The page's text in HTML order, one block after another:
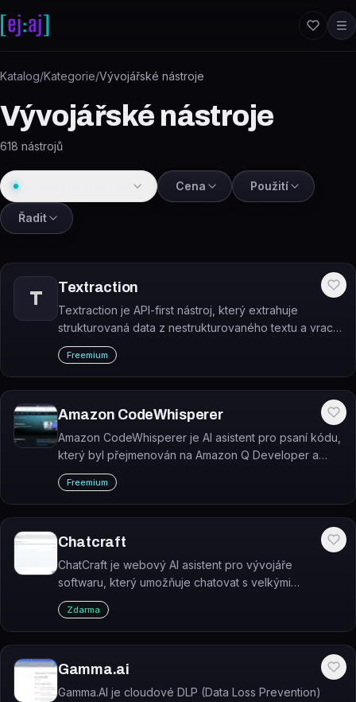
Katalog/Kategorie/Vývojářské nástroje
Vývojářské nástroje
618 nástrojů
Vývojářské nástroje Cena Použití
Řadit
T
Textraction
Textraction je API-first nástroj, který extrahuje
strukturovaná data z nestrukturovaného textu a vrací
je ve formátu JSON.
Freemium
Amazon CodeWhisperer
Amazon CodeWhisperer je AI asistent pro psaní kódu,
který byl přejmenován na Amazon Q Developer a
generuje návrhy kódu přímo v IDE na základě
komentářů v přirozeném jazyce.
Freemium
Chatcraft
ChatCraft je webový AI asistent pro vývojáře
softwaru, který umožňuje chatovat s velkými
jazykovými modely přímo v prohlížeči bez instalace.
Zdarma
Gamma.ai
Gamma.AI je cloudové DLP (Data Loss Prevention)